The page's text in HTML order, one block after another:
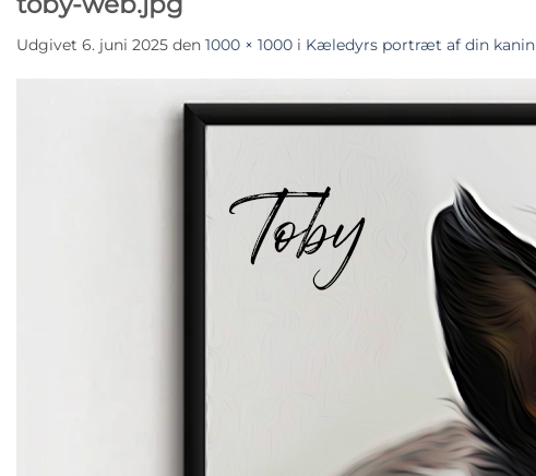
Udgivet 6. juni 2025 den 1000 × 1000 i Kæledyrs portræt af din kanin